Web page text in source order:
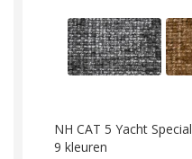
NH CAT 5 Yacht Special
9 kleuren